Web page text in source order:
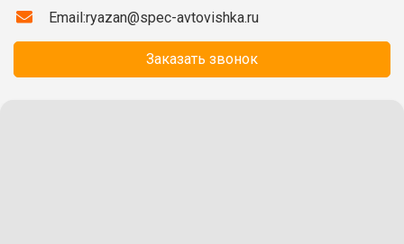
Email:ryazan@spec-avtovishka.ru
Заказать звонок